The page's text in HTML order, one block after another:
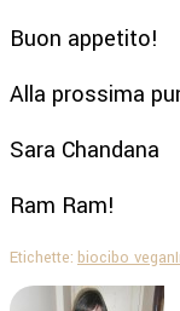
Buon appetito!
Alla prossima
Sara Chandana
Ram Ram!
Etichette: biocibo vegan